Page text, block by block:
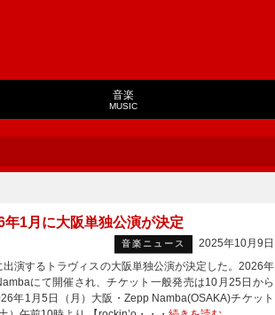
音楽
MUSIC
年1月に大阪単独公演が決定
音楽ニュース
2025年10月9日
演するトラヴィスの大阪単独公演が決定した。2026年
にて開催され、チケット一般発売は10月25日から
年1月5日（月）大阪・Zepp Namba(OSAKA)チケット